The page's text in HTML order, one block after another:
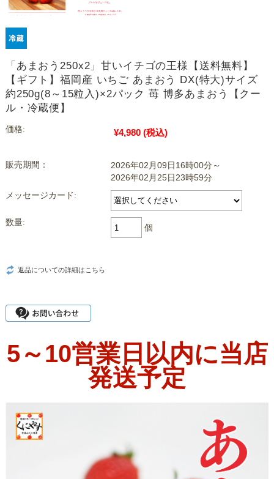
「あまおう250x2」甘いイチゴの王様【送料無料】
【ギフト】福岡産 いちご あまおう DX(特大)サイズ
約250g(8～15粒入)×2パック 苺 博多あまおう【クー
ル・冷蔵便】
価格: ¥4,980 (税込)
販売期間：
2026年02月09日16時00分～
2026年02月25日23時59分
メッセージカード:
数量:
個
返品についての詳細はこちら
5～10営業日以内に当店
発送予定